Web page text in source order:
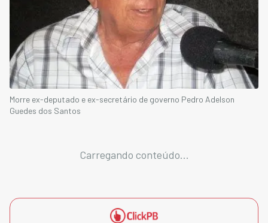
Morre ex-deputado e ex-secretário de governo Pedro Adelson
Guedes dos Santos
Carregando conteúdo...